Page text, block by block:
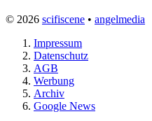
© 2026 scifiscene • angelmedia
Impressum
Datenschutz
AGB
Werbung
Archiv
Google News